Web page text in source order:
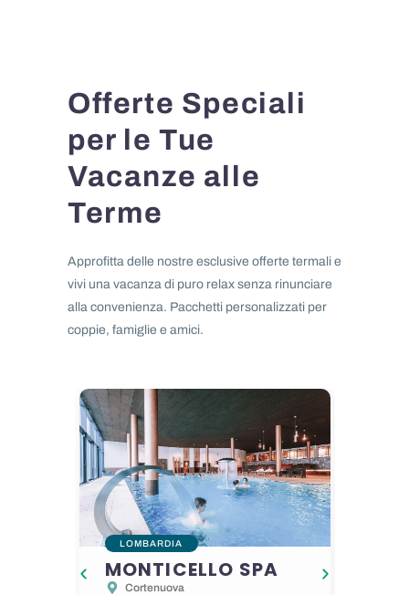
Offerte Speciali
per le Tue
Vacanze alle
Terme
Approfitta delle nostre esclusive offerte termali e
vivi una vacanza di puro relax senza rinunciare
alla convenienza. Pacchetti personalizzati per
coppie, famiglie e amici.
LOMBARDIA
MONTICELLO SPA
Cortenuova